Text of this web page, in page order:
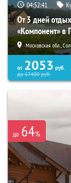
04:52:39
От 3 дней
«Компонент» в
Московская обл.,
от 2053 руб.
до67400руб.
до 64%